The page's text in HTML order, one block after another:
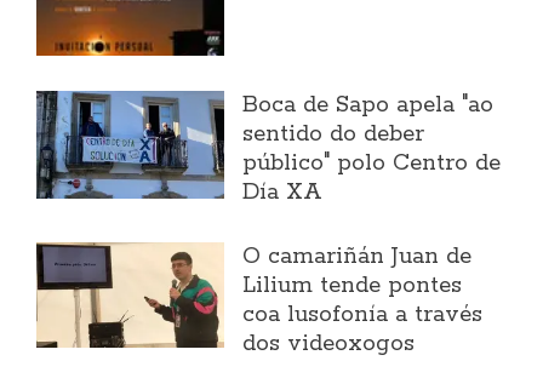
Boca de Sapo apela "ao
sentido do deber
público" polo Centro de
Día XA
O camariñán Juan de
Lilium tende pontes
coa lusofonía a través
dos videoxogos